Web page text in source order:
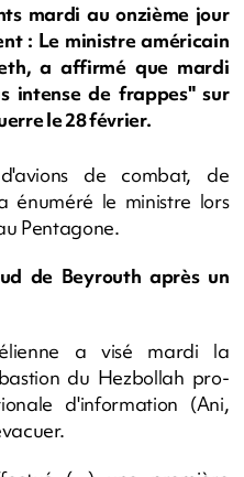
mardi au onzième jour
: Le ministre américain
a affirmé que mardi
intense de frappes" sur
le 28 février.
de combat, de
énuméré le ministre lors
Pentagone.
de Beyrouth après un
a visé mardi la
du Hezbollah pro-
d'information (Ani,